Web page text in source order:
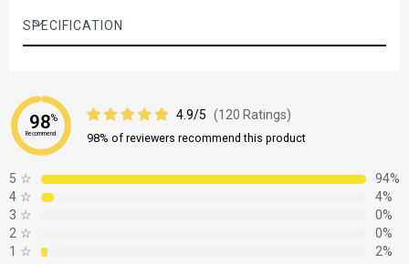
SPECIFICATION
98%
Recommend
4.9/5 (120 Ratings)
98% of reviewers recommend this product
5 ☆
94%
4 ☆
4%
3 ☆
0%
2 ☆
0%
1 ☆ 2%